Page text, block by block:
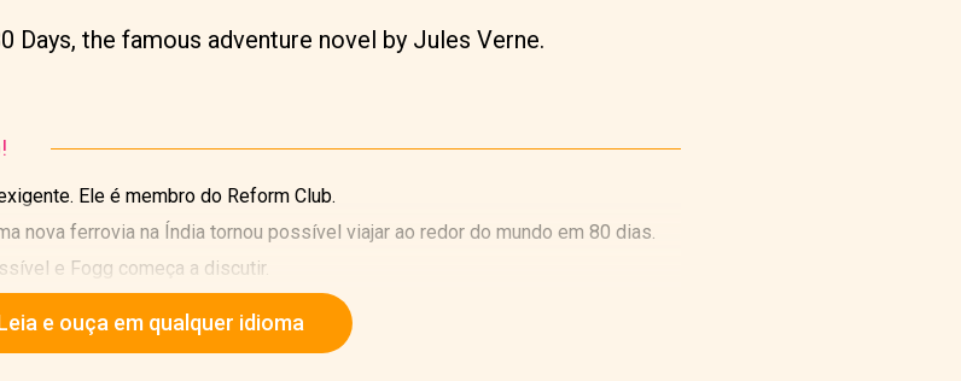
Days, the famous adventure novel by Jules Verne.
Ele é membro do Reform Club.
nova ferrovia na Índia tornou possível viajar ao redor do mundo em 80 dias.
e Fogg começa a discutir.
e ouça em qualquer idioma